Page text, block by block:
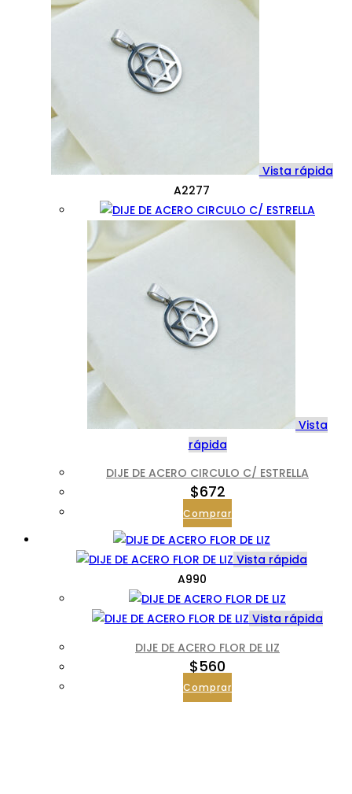
Vista rápida
A2277
Vista
rápida
DIJE DE ACERO CIRCULO C/ ESTRELLA
$672
Comprar
Vista rápida
A990
Vista rápida
DIJE DE ACERO FLOR DE LIZ
$560
Comprar